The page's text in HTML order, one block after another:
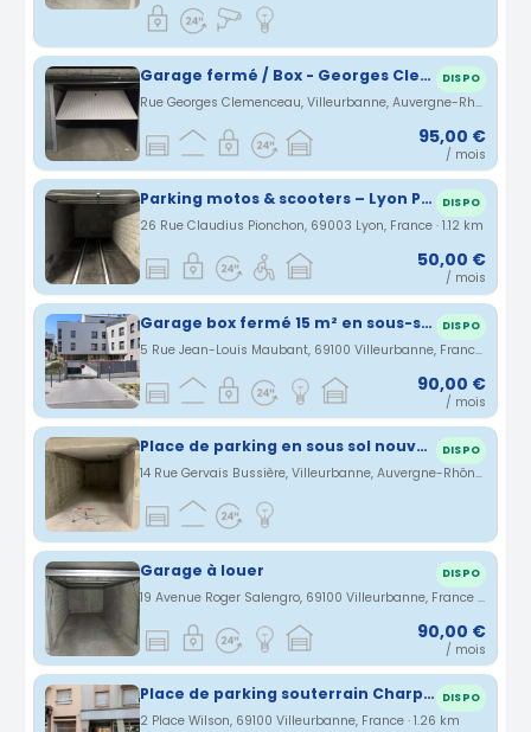
Garage fermé / Box - Georges Clemenceau Villeurbanne DISPO
Rue Georges Clemenceau, Villeurbanne, Auvergne-Rhône-Alpes, France · 1.09 km
95,00 €
/ mois
Parking motos & scooters – Lyon Part-Dieu Villette DISPO
26 Rue Claudius Pionchon, 69003 Lyon, France · 1.12 km
50,00 €
/ mois
Garage box fermé 15 m² en sous-sol – Villeurbanne (Maubant) DISPO
5 Rue Jean-Louis Maubant, 69100 Villeurbanne, France · 1.15 km
90,00 €
/ mois
Place de parking en sous sol nouvelle résidence sécurisée Villeurbanne DISPO
14 Rue Gervais Bussière, Villeurbanne, Auvergne-Rhône-Alpes, France · 1.17 km
Garage à louer DISPO
19 Avenue Roger Salengro, 69100 Villeurbanne, France · 1.24 km
90,00 €
/ mois
Place de parking souterrain Charpennes 7min métro A DISPO
2 Place Wilson, 69100 Villeurbanne, France · 1.26 km